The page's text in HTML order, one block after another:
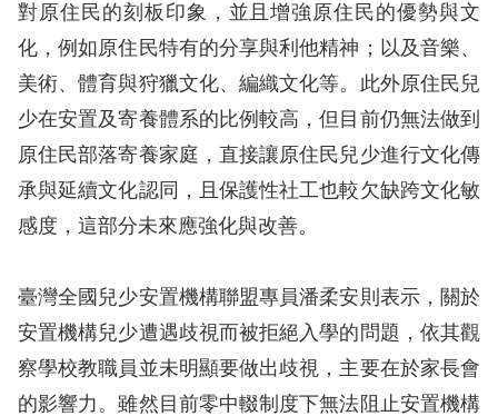
對原住民的刻板印象，並且增強原住民的優勢與文
化，例如原住民特有的分享與利他精神；以及音樂、
美術、體育與狩獵文化、編織文化等。此外原住民兒
少在安置及寄養體系的比例較高，但目前仍無法做到
原住民部落寄養家庭，直接讓原住民兒少進行文化傳
承與延續文化認同，且保護性社工也較欠缺跨文化敏
感度，這部分未來應強化與改善。
臺灣全國兒少安置機構聯盟專員潘柔安則表示，關於
安置機構兒少遭遇歧視而被拒絕入學的問題，依其觀
察學校教職員並未明顯要做出歧視，主要在於家長會
的影響力。雖然目前零中輟制度下無法阻止安置機構